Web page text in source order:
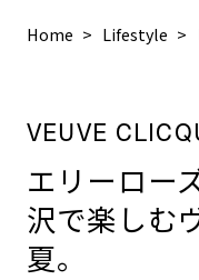
Home Lifestyle
VEUVE
エリーロー
沢で楽しむ
夏。